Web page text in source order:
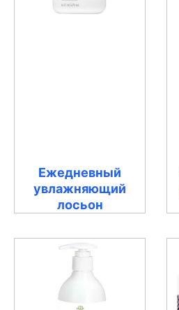
Ежедневный
увлажняющий
лосьон